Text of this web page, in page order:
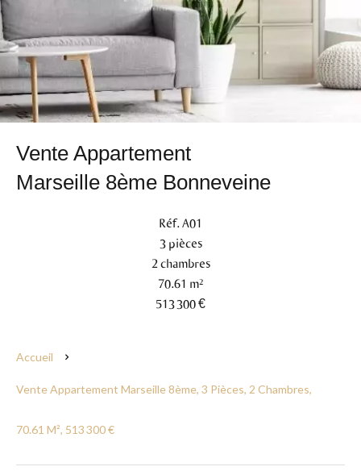
Vente Appartement
Marseille 8ème Bonneveine
Réf. A01
3 pièces
2 chambres
70.61 m²
513 300 €
Accueil
Vente Appartement Marseille 8ème, 3 Pièces, 2 Chambres,
70.61 M², 513 300 €